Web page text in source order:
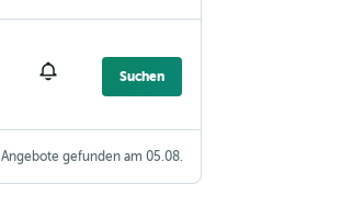
Suchen
Angebote gefunden am 05.08.